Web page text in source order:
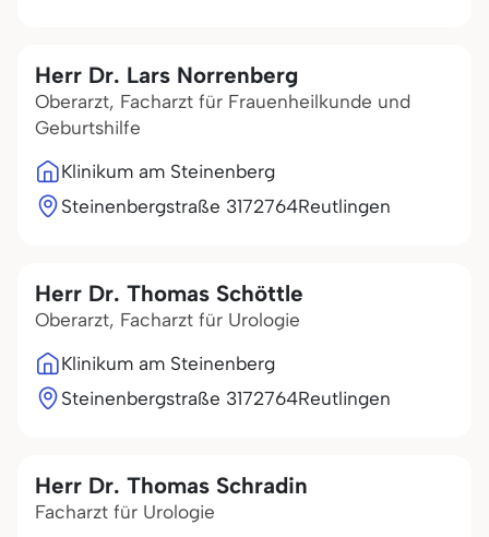
Herr Dr. Lars Norrenberg
Oberarzt, Facharzt für Frauenheilkunde und
Geburtshilfe
Klinikum am Steinenberg
Steinenbergstraße 3172764Reutlingen
Herr Dr. Thomas Schöttle
Oberarzt, Facharzt für Urologie
Klinikum am Steinenberg
Steinenbergstraße 3172764Reutlingen
Herr Dr. Thomas Schradin
Facharzt für Urologie